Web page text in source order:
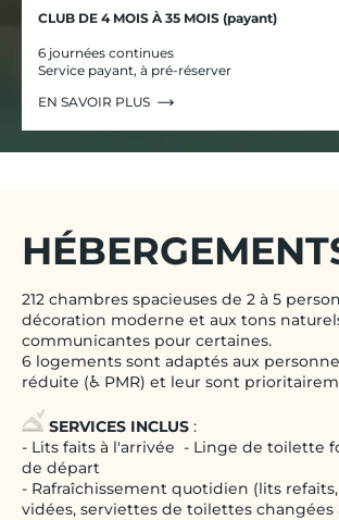
CLUB DE 4 MOIS À 35 MOIS (payant)
6 journées continues
Service payant, à pré-réserver
EN SAVOIR PLUS
212 chambres spacieuses de 2 à 5
décoration moderne et aux tons
communicantes pour certaines.
6 logements sont adaptés aux
réduite (♿ PMR) et leur sont
SERVICES INCLUS :
- Lits faits à l'arrivée - Linge de toilette
de départ
- Rafraîchissement quotidien (lits
vidées, serviettes de toilettes changées